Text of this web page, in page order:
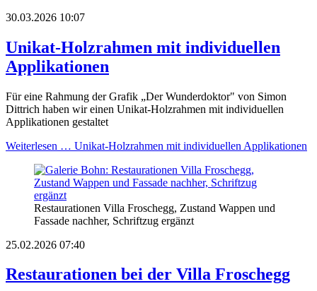
30.03.2026 10:07
Unikat-Holzrahmen mit individuellen
Applikationen
Für eine Rahmung der Grafik „Der Wunderdoktor" von Simon
Dittrich haben wir einen Unikat-Holzrahmen mit individuellen
Applikationen gestaltet
Weiterlesen … Unikat-Holzrahmen mit individuellen Applikationen
Restaurationen Villa Froschegg, Zustand Wappen und
Fassade nachher, Schriftzug ergänzt
25.02.2026 07:40
Restaurationen bei der Villa Froschegg